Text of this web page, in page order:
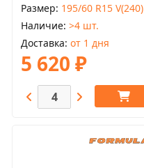
Размер 195/60 R15 V(240)
Наличие >4 шт.
Доставка от 1 дня
5 620 ₽